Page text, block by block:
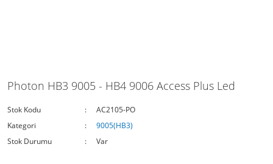
Photon HB3 9005 - HB4 9006 Access Plus Led
Stok Kodu
AC2105-PO
Kategori
9005(HB3)
Stok Durumu
Var